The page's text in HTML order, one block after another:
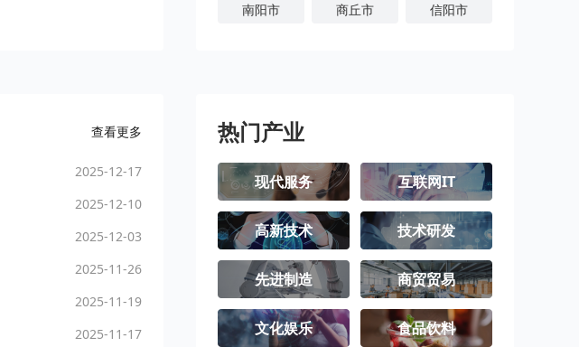
查看更多
2025-12-17
2025-12-10
2025-12-03
2025-11-26
2025-11-19
2025-11-17
南阳市 商丘市 信阳市
热门产业
现代服务 互联网IT
高新技术 技术研发
先进制造 商贸贸易
文化娱乐 食品饮料